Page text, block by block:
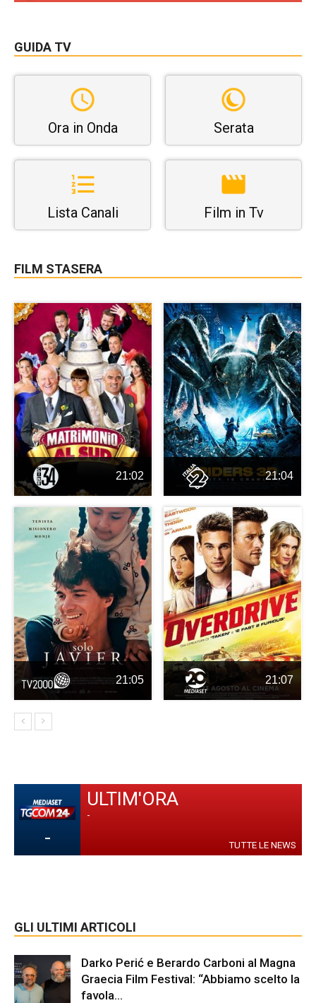
GUIDA TV
Ora in Onda Serata
Lista Canali Film in Tv
FILM STASERA
21:02 21:04
21:05 21:07
-
ULTIM'ORA
-
TUTTE LE NEWS
GLI ULTIMI ARTICOLI
Darko Perić e Berardo Carboni al Magna
Graecia Film Festival: “Abbiamo scelto la
favola...